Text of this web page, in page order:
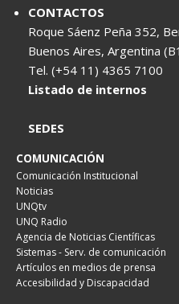
CONTACTOS
Roque Sáenz Peña 352,
Buenos Aires, Argentina
Tel. (+54 11) 4365
Listado de internos
SEDES
COMUNICACIÓN
Comunicación Institucional
Noticias
UNQtv
UNQ Radio
Agencia de Noticias Científicas
Sistemas - Serv. de comunicación
Artículos en medios de prensa
Accesibilidad y Discapacidad